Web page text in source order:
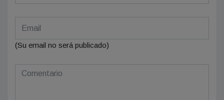
(Su email no será publicado)